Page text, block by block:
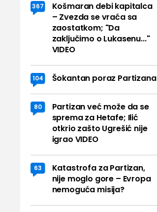
367
Košmaran debi kapitalca
– Zvezda se vraća sa
zaostatkom; "Da
zaključimo o Lukasenu..."
VIDEO
104 Šokantan poraz Partizana
80
Partizan već može da se
sprema za Hetafe; Ilić
otkrio zašto Ugrešić nije
igrao VIDEO
63
Katastrofa za Partizan,
nije moglo gore – Evropa
nemoguća misija?